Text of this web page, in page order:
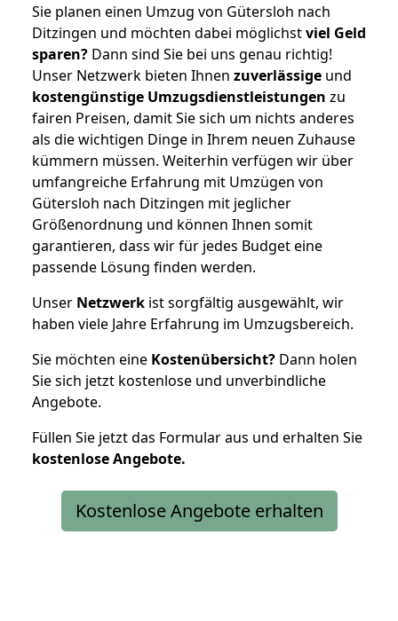
Sie planen einen Umzug von Gütersloh nach
Ditzingen und möchten dabei möglichstviel Geld
sparen? Dann sind Sie bei uns genau richtig!
Unser Netzwerk bieten Ihnen zuverlässige und
kostengünstige Umzugsdienstleistungen zu
fairen Preisen, damit Sie sich um nichts anderes
als die wichtigen Dinge in Ihrem neuen Zuhause
kümmern müssen. Weiterhin verfügen wir über
umfangreiche Erfahrung mit Umzügen von
Gütersloh nach Ditzingen mit jeglicher
Größenordnung und können Ihnen somit
garantieren, dass wir für jedes Budget eine
passende Lösung finden werden.
Unser Netzwerk ist sorgfältig ausgewählt, wir
haben viele Jahre Erfahrung im Umzugsbereich.
Sie möchten eine Kostenübersicht? Dann holen
Sie sich jetzt kostenlose und unverbindliche
Angebote.
Füllen Sie jetzt das Formular aus und erhalten Sie
kostenloseAngebote.
Kostenlose Angebote erhalten